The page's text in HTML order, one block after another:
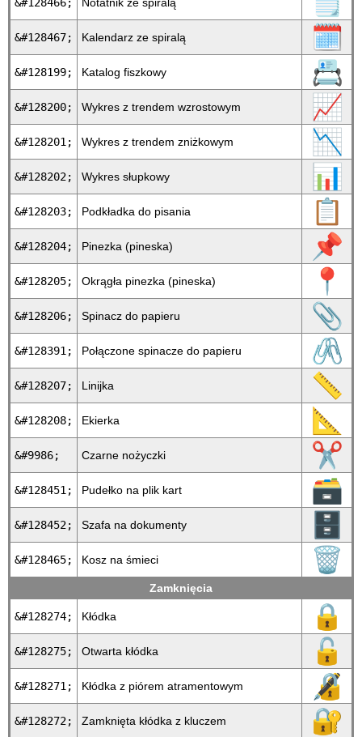
&#128467; Kalendarz ze spiralą 🗓
&#128199; Katalog fiszkowy 📇
&#128200; Wykres z trendem wzrostowym 📈
&#128201; Wykres z trendem zniżkowym 📉
&#128202; Wykres słupkowy 📊
&#128203; Podkładka do pisania 📋
&#128204; Pinezka (pineska) 📌
&#128205; Okrągła pinezka (pineska) 📍
&#128206; Spinacz do papieru 📎
&#128391; Połączone spinacze do papieru 🖇
&#128207; Linijka 📏
&#128208; Ekierka 📐
&#9986; Czarne nożyczki ✂
&#128451; Pudełko na plik kart 🗃
&#128452; Szafa na dokumenty 🗄
&#128465; Kosz na śmieci 🗑
Zamknięcia
&#128274; Kłódka 🔒
&#128275; Otwarta kłódka 🔓
&#128271; Kłódka z piórem atramentowym 🔏
&#128272; Zamknięta kłódka z kluczem 🔐